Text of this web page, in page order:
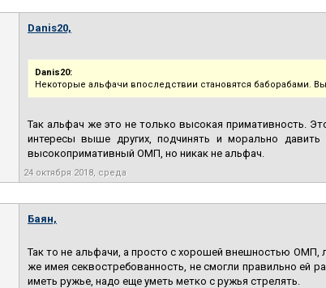
Danis20,
Danis20:
Некоторые альфачи впоследствии становятся баборабами.
Так альфач же это не только высокая примативность.
интересы выше других, подчинять и морально
высокопримативный ОМП, но никак не альфач.
24 октября 2018, среда
Баян,
Так то не альфачи, а просто с хорошей внешностью ОМП,
же имея секвостребованность, не смогли правильно ей
иметь ружье, надо еще уметь метко с ружья стрелять.